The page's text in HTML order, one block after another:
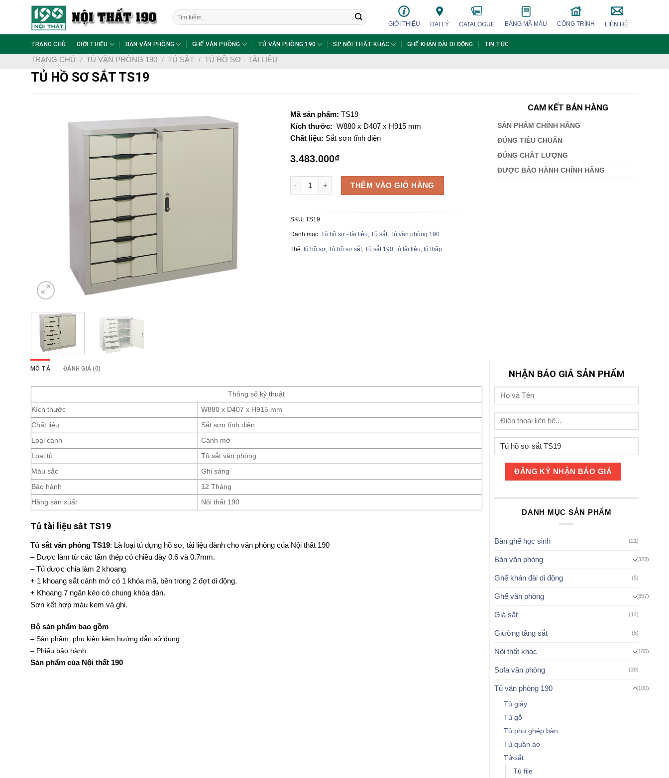
Tìm
kiếm:
GIỚI THIỆU ĐẠI LÝ CATALOGUE BẢNG MÃ MÀU CÔNG TRÌNH LIÊN HỆ
TRANG CHỦ GIỚI THIỆU BÀN VĂN PHÒNG GHẾ VĂN PHÒNG TỦ VĂN PHÒNG 190 SP NỘI THẤT KHÁC GHẾ KHÁN ĐÀI DI ĐỘNG TIN TỨC
TRANG CHỦ / TỦ VĂN PHÒNG 190 / TỦ SẮT / TỦ HỒ SƠ - TÀI LIỆU
TỦ HỒ SƠ SẮT TS19
Mã sản phẩm: TS19
Kích thước: W880 x D407 x H915 mm
Chất liệu: Sắt sơn tĩnh điện
3.483.000₫
Tủ hồ sơ sắt TS19 số lượng
THÊM VÀO GIỎ HÀNG
SKU: TS19
Danh mục: Tủ hồ sơ - tài liệu, Tủ sắt, Tủ văn phòng 190
Thẻ: tủ hồ sơ, Tủ hồ sơ sắt, Tủ sắt 190, tủ tài liệu, tủ thấp
CAM KẾT BÁN HÀNG
SẢN PHẨM CHÍNH HÃNG
ĐÚNG TIÊU CHUẨN
ĐÚNG CHẤT LƯỢNG
ĐƯỢC BẢO HÀNH CHÍNH HÃNG
MÔ TẢ ĐÁNH GIÁ (0)
Thông số kỹ thuật
Kích thước W880 x D407 x H915 mm
Chất liệu Sắt sơn tĩnh điện
Loại cánh Cánh mở
Loại tủ Tủ sắt văn phòng
Màu sắc Ghi sáng
Bảo hành 12 Tháng
Hãng sản xuất Nội thất 190
Tủ tài liệu sắt TS19
Tủ sắt văn phòngTS19: Là loại tủ đựng hồ sơ, tài liệu dành cho văn phòng của Nội thất 190
– Được làm từ các tấm thép có chiều dày 0.6 và 0.7mm.
– Tủ được chia làm 2 khoang
+ 1 khoang sắt cánh mở có 1 khóa mã, bên trong 2 đợt di động.
+ Khoang 7 ngăn kéo có chung khóa dàn.
Sơn kết hợp màu kem và ghi.
Bộ sản phẩm bao gồm
– Sản phẩm, phụ kiện kèm hướng dẫn sử dụng
– Phiếu bảo hành
Sản phẩm của Nội thất 190
NHẬN BÁO GIÁ SẢN PHẨM
DANH MỤC SẢN PHẨM
Bàn ghế học sinh (21)
Bàn văn phòng (323)
Ghế khán đài di động (5)
Ghế văn phòng (357)
Giá sắt (14)
Giường tầng sắt (5)
Nội thất khác (105)
Sofa văn phòng (39)
Tủ văn phòng 190 (100)
Tủ giày
Tủ gỗ
Tủ phụ ghép bàn
Tủ quần áo
Tủ sắt
Tủ file